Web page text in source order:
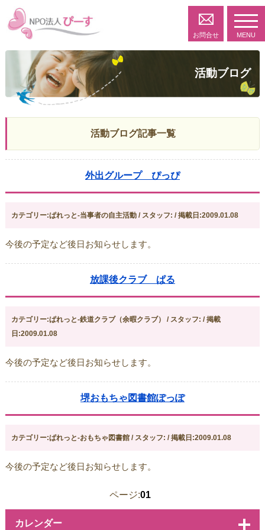
お問合せ MENU
活動ブログ
活動ブログ記事一覧
外出グループ ぴっぴ
カテゴリー:ぱれっと-当事者の自主活動 / スタッフ: / 掲載日:2009.01.08
今後の予定など後日お知らせします。
放課後クラブ ぱる
カテゴリー:ぱれっと-鉄道クラブ（余暇クラブ） / スタッフ: / 掲載
日:2009.01.08
今後の予定など後日お知らせします。
堺おもちゃ図書館ぽっぽ
カテゴリー:ぱれっと-おもちゃ図書館 / スタッフ: / 掲載日:2009.01.08
今後の予定など後日お知らせします。
ページ:01
カレンダー